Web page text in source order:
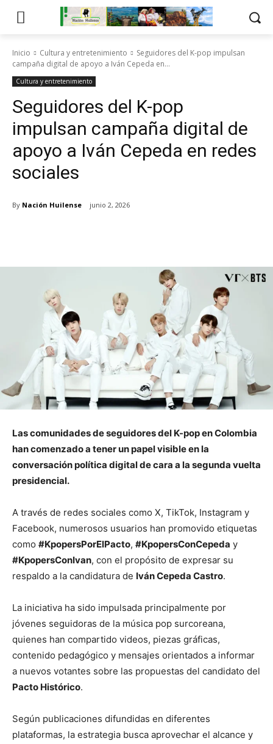
Inicio Cultura y entretenimiento
Seguidores del K-pop impulsan
campaña digital de apoyo a Iván Cepeda en...
Cultura y entretenimiento
Seguidores del K-pop
impulsan campaña digital de
apoyo a Iván Cepeda en redes
sociales
By Nación Huilense junio 2, 2026
Las comunidades de seguidores del K-pop en Colombia
han comenzado a tener un papel visible en la
conversación política digital de cara a la segunda vuelta
presidencial.
A través de redes sociales como X, TikTok, Instagram y
Facebook, numerosos usuarios han promovido etiquetas
como #KpopersPorElPacto, #KpopersConCepeda y
#KpopersConIvan, con el propósito de expresar su
respaldo a la candidatura de Iván Cepeda Castro.
La iniciativa ha sido impulsada principalmente por
jóvenes seguidoras de la música pop surcoreana,
quienes han compartido videos, piezas gráficas,
contenido pedagógico y mensajes orientados a informar
a nuevos votantes sobre las propuestas del candidato del
Pacto Histórico.
Según publicaciones difundidas en diferentes
plataformas, la estrategia busca aprovechar el alcance y